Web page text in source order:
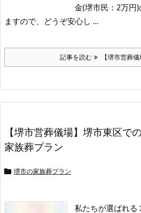
金(堺市民：2万円
ますので、どうぞ安心し ...
記事を読む 【堺市営葬儀
【堺市営葬儀場】堺市東区で
家族葬プラン
 堺市の家族葬プラン
私たちが選ばれる